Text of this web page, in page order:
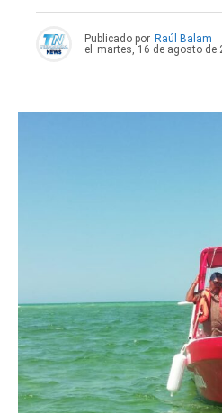
Publicado por Raúl Balam
el
martes, 16 de agosto de